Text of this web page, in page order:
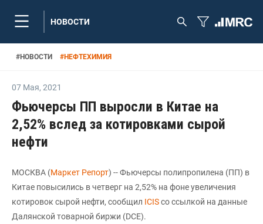
НОВОСТИ
#НОВОСТИ #НЕФТЕХИМИЯ
07 Мая, 2021
Фьючерсы ПП выросли в Китае на
2,52% вслед за котировками сырой
нефти
МОСКВА (Маркет Репорт) -- Фьючерсы полипропилена (ПП) в
Китае повысились в четверг на 2,52% на фоне увеличения
котировок сырой нефти, сообщил ICISсо ссылкой на данные
Далянской товарной биржи (DCE).